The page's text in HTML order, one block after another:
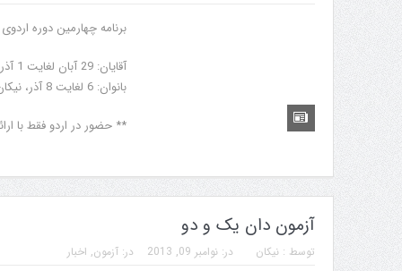
برنامه چهارمین دوره
آقایان: 29 آبان لغایت 1 آذر ماه در شهرستان قدس
بانوان: 6 لغایت 8 آذر، نیکان
** حضور در اردو فقط با
آزمون دان یک و دو
توسط :نیکان در:نوامبر 09, 2013 در:آزمون, اخبار